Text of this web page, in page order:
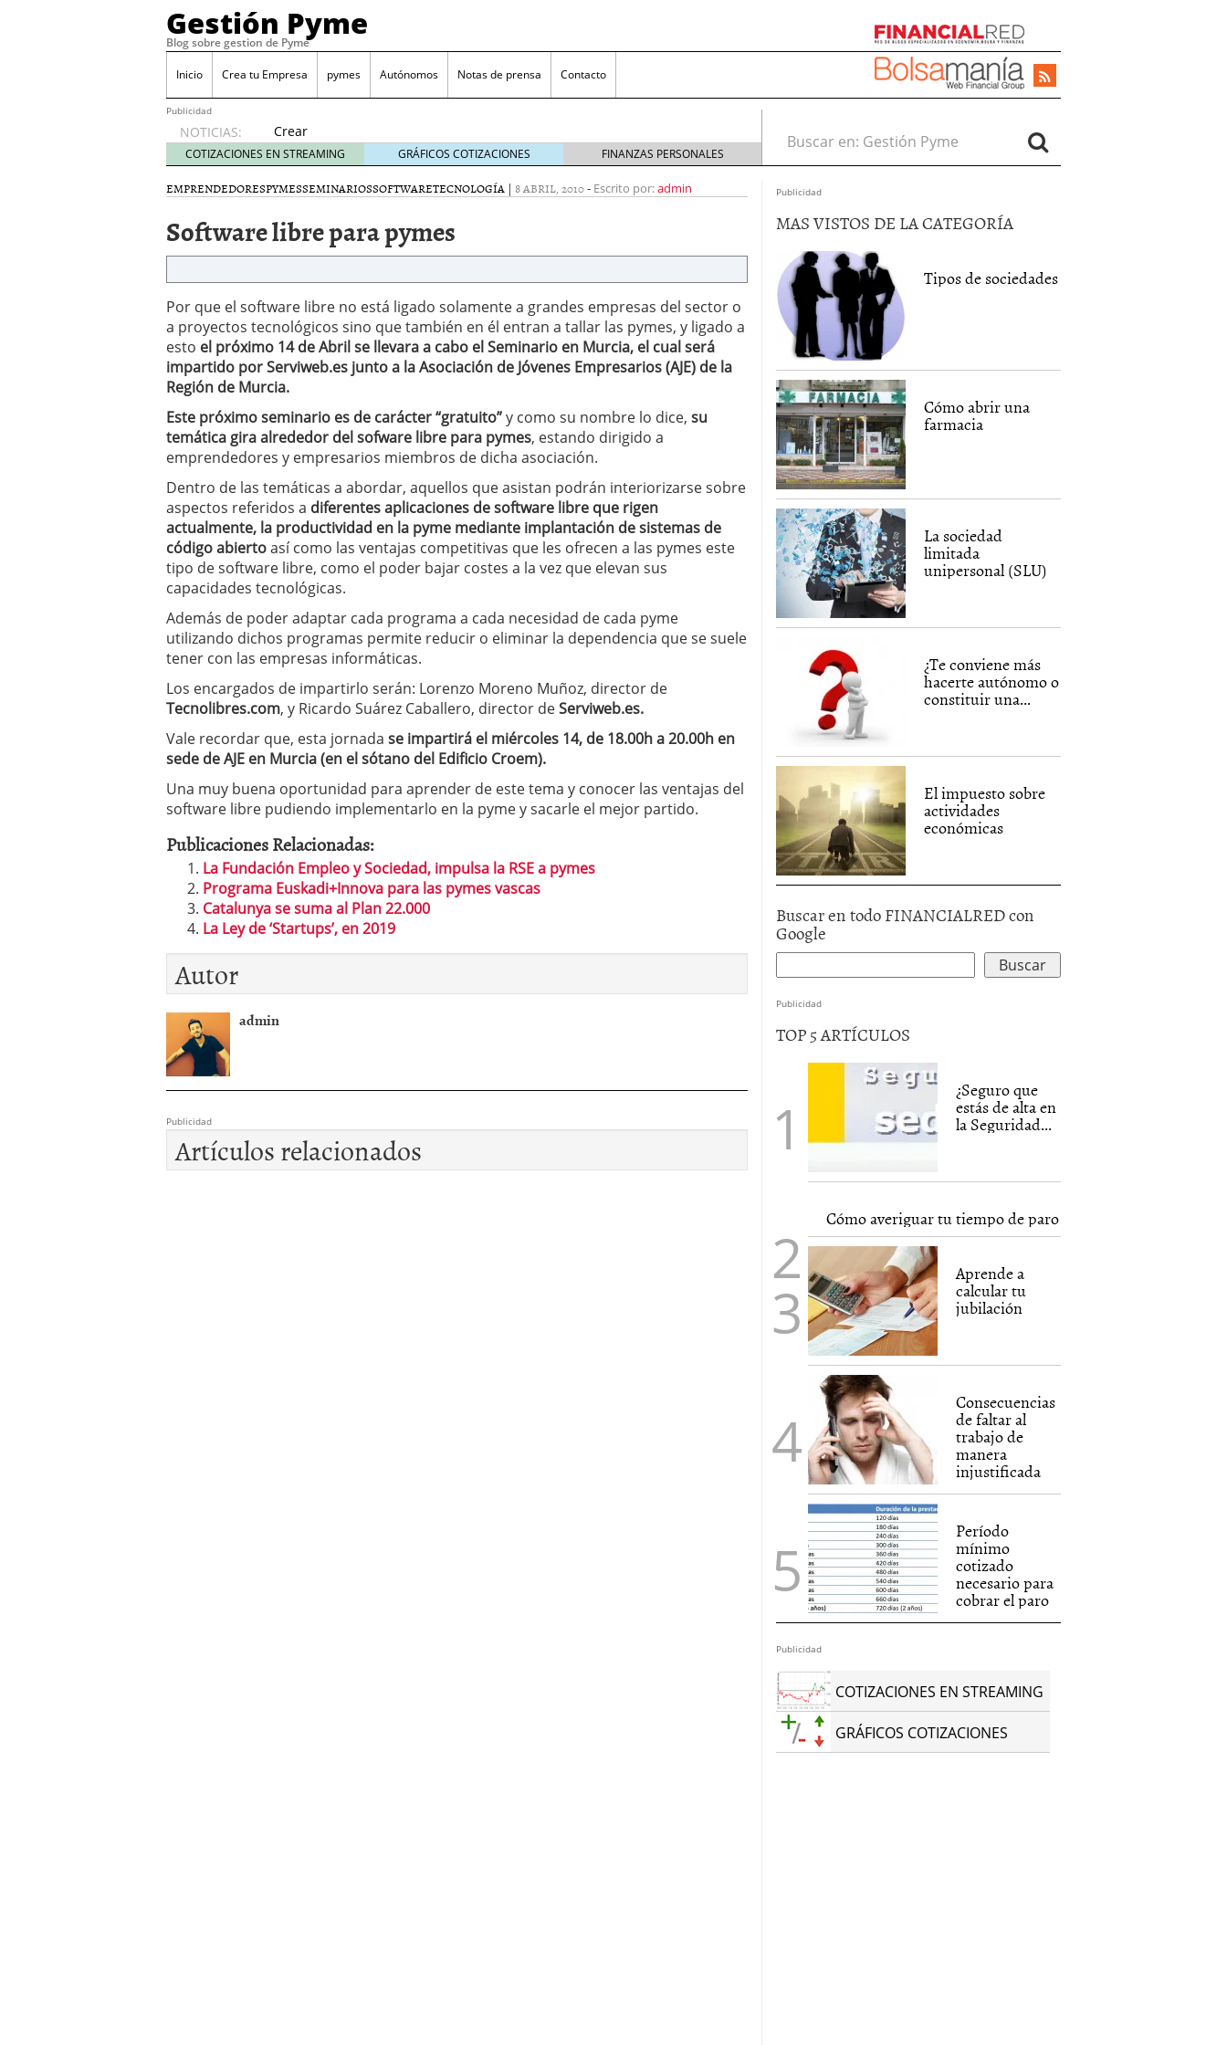
Gestión Pyme
Blog sobre gestion de Pyme
Inicio Crea tu Empresa pymes Autónomos Notas de prensa Contacto
Publicidad
NOTICIAS:
Crear
empresa
online vs
proceso
ventajas
reales
para
2026
Sobres de cartón: una inversión rentable para las pymes que venden online
septiembre 4, 2025
Cómo convertir tu negocio en un ecommerce exitoso junio 20, 2025
Los CRM: Impulsores de la Transformación Empresarial
errores abril 10, 2025
COTIZACIONES EN STREAMING GRÁFICOS COTIZACIONES FINANZAS PERSONALES
Buscar en:
EMPRENDEDORESPYMESSEMINARIOSSOFTWARETECNOLOGÍA | 8 ABRIL, 2010- Escrito por:admin
Software libre para pymes
Por que el software libre no está ligado solamente a grandes empresas del sector o
a proyectos tecnológicos sino que también en él entran a tallar las pymes, y ligado a
esto el próximo 14 de Abril se llevara a cabo el Seminario en Murcia, el cual será
impartido por Serviweb.es junto a laAsociación de Jóvenes Empresarios (AJE) de la
Región de Murcia.
Este próximo seminario es de carácter “gratuito”y como su nombre lo dice, su
temática gira alrededor del sofware libre para pymes, estando dirigido a
emprendedores y empresarios miembros de dicha asociación.
Dentro de las temáticas a abordar, aquellos que asistan podrán interiorizarse sobre
aspectos referidos a diferentes aplicaciones de software libre que rigen
actualmente, la productividad en la pyme mediante implantación de sistemas de
código abiertoasí como las ventajas competitivas que les ofrecen a las pymes este
tipo de software libre, como el poder bajar costes a la vez que elevan sus
capacidades tecnológicas.
Además de poder adaptar cada programa a cada necesidad de cada pyme
utilizando dichos programas permite reducir o eliminar la dependencia que se suele
tener con las empresas informáticas.
Los encargados de impartirlo serán: Lorenzo Moreno Muñoz, director de
Tecnolibres.com, y Ricardo Suárez Caballero, director deServiweb.es.
Vale recordar que, esta jornada se impartirá el miércoles 14, de 18.00h a 20.00h en
sede de AJE en Murcia (en el sótano del Edificio Croem).
Una muy buena oportunidad para aprender de este tema y conocer las ventajas del
software libre pudiendo implementarlo en la pyme y sacarle el mejor partido.
Publicaciones Relacionadas:
La Fundación Empleo y Sociedad, impulsa la RSE a pymes
Programa Euskadi+Innova para las pymes vascas
Catalunya se suma al Plan 22.000
La Ley de ‘Startups’, en 2019
Autor
admin
Publicidad
Artículos relacionados
Publicidad
MAS VISTOS DE LA CATEGORÍA
Tipos de sociedades
Cómo abrir una
farmacia
La sociedad
limitada
unipersonal (SLU)
¿Te conviene más
hacerte autónomo o
constituir una...
El impuesto sobre
actividades
económicas
Buscar en todo FINANCIALRED con
Google
Publicidad
TOP 5 ARTÍCULOS
¿Seguro que
estás de alta en
la Seguridad...
Cómo averiguar tu tiempo de paro
Aprende a
calcular tu
jubilación
Consecuencias
de faltar al
trabajo de
manera
injustificada
Período
mínimo
cotizado
necesario para
cobrar el paro
Publicidad
COTIZACIONES EN STREAMING
GRÁFICOS COTIZACIONES